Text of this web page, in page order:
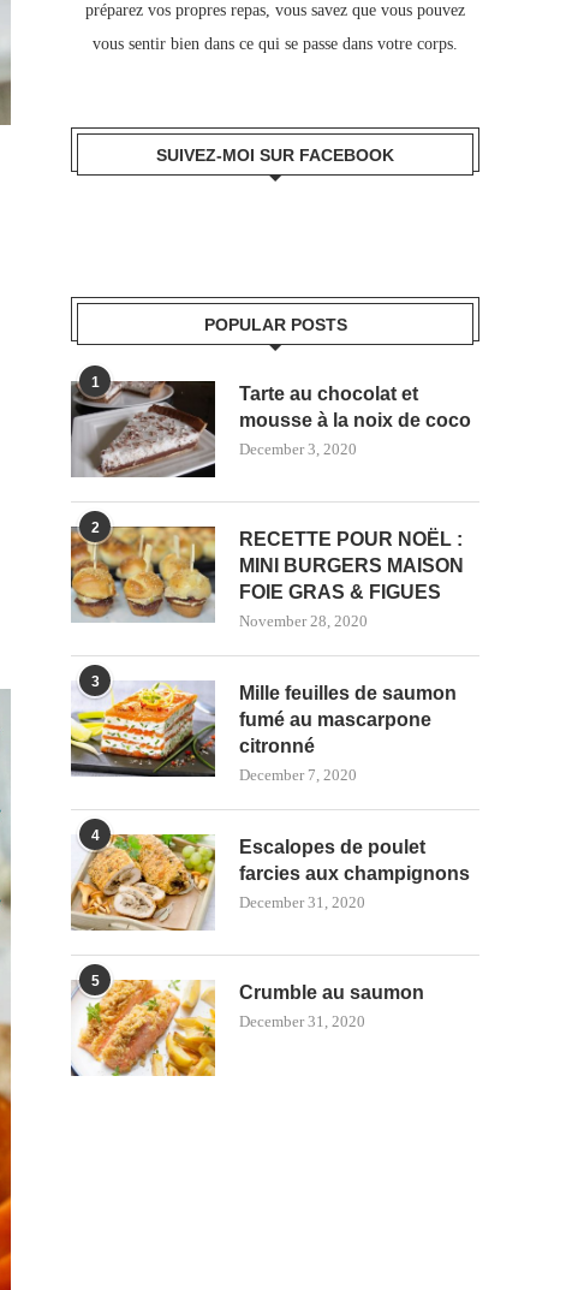
préparez vos propres repas, vous savez que vous pouvez
vous sentir bien dans ce qui se passe dans votre corps.
SUIVEZ-MOI SUR FACEBOOK
POPULAR POSTS
1
Tarte au chocolat et
mousse à la noix de coco
December 3, 2020
2
RECETTE POUR NOËL :
MINI BURGERS MAISON
FOIE GRAS & FIGUES
November 28, 2020
3
Mille feuilles de saumon
fumé au mascarpone
citronné
December 7, 2020
4
Escalopes de poulet
farcies aux champignons
December 31, 2020
5
Crumble au saumon
December 31, 2020